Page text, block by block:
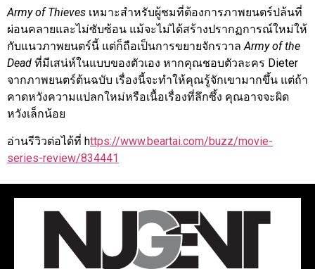
Army of Thieves เหมาะสำหรับผู้ชมที่ต้องการภาพยนตร์ปล้นที่
ผ่อนคลายและไม่ซับซ้อน แม้จะไม่ได้สร้างปรากฏการณ์ใหม่ให้
กับแนวภาพยนตร์นี้ แต่ก็ถือเป็นการขยายจักรวาลArmy of the
Dead ที่มีเสน่ห์ในแบบของตัวเอง หากคุณชอบตัวละคร Dieter
จากภาพยนตร์ต้นฉบับ เรื่องนี้จะทำให้คุณรู้จักเขามากขึ้น แต่ถ้า
คาดหวังความแปลกใหม่หรือเนื้อเรื่องที่ลึกซึ้ง คุณอาจจะผิด
หวังเล็กน้อย
อ่านรีวิวต่อได้ที่ https://www.beartai.com/buzz/movie-
series-review/834441